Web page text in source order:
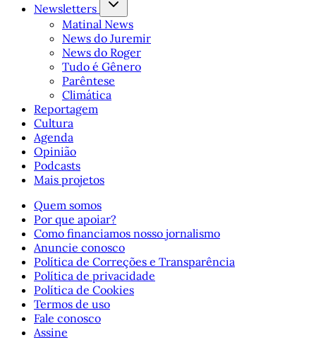
Newsletters
Matinal News
News do Juremir
News do Roger
Tudo é Gênero
Parêntese
Climática
Reportagem
Cultura
Agenda
Opinião
Podcasts
Mais projetos
Quem somos
Por que apoiar?
Como financiamos nosso jornalismo
Anuncie conosco
Política de Correções e Transparência
Política de privacidade
Política de Cookies
Termos de uso
Fale conosco
Assine